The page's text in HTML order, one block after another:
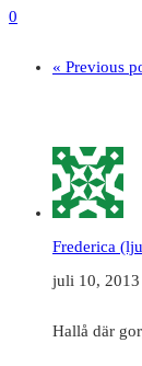
0
« Previous
Frederica
juli 10, 2013
Hallå där